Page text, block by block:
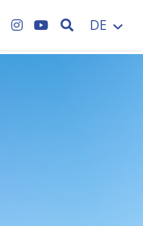
SEARCH
DE